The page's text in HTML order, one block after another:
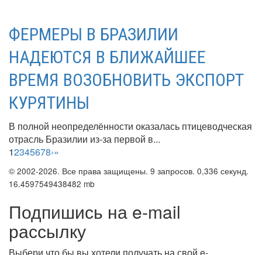
ФЕРМЕРЫ В БРАЗИЛИИ
НАДЕЮТСЯ В БЛИЖАЙШЕЕ
ВРЕМЯ ВОЗОБНОВИТЬ ЭКСПОРТ
КУРЯТИНЫ
В полной неопределённости оказалась птицеводческая
отрасль Бразилии из-за первой в...
12345678›»
© 2002-2026. Все права защищены. 9 запросов. 0,336 секунд.
16.4597549438482 mb
Подпишись на e-mail
рассылку
Выбери что бы вы хотели получать на свой e-